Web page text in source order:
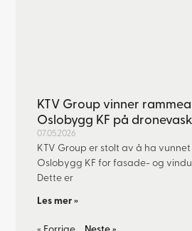
KTV Group vinner
Oslobygg KF på dronevask
07.05.2026
KTV Group er stolt av å ha
Oslobygg KF for fasade- og
Dette er
Les mer »